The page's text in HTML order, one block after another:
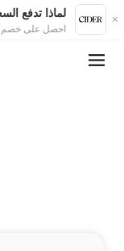
لماذا تدفع
احصل على خصم 15% في التطبيق